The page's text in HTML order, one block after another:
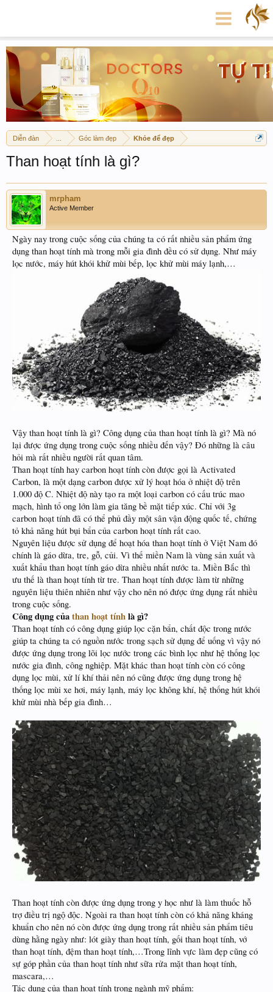
Diễn đàn Góc làm đẹp Khỏe để đẹp
Than hoạt tính là gì?
mrpham
Active Member
Ngày nay trong cuộc sống của chúng ta có rất nhiều sản phẩm ứng
dụng than hoạt tính mà trong mỗi gia đình đều có sử dụng. Như máy
lọc nước, máy hút khói khử mùi bếp, lọc khử mùi máy lạnh,…
Vậy than hoạt tính là gì? Công dụng của than hoạt tính là gì? Mà nó
lại được ứng dụng trong cuộc sống nhiều đến vậy? Đó những là câu
hỏi mà rất nhiều người rất quan tâm.
Than hoạt tính hay carbon hoạt tính còn được gọi là Activated
Carbon, là một dạng carbon được xử lý hoạt hóa ở nhiệt độ trên
1.000 độ C. Nhiệt độ này tạo ra một loại carbon có cấu trúc mao
mạch, hình tổ ong lớn làm gia tăng bề mặt tiếp xúc. Chỉ với 3g
carbon hoạt tính đã có thể phủ đầy một sân vận động quốc tế, chứng
tỏ khả năng hút bụi bẩn của carbon hoạt tính rất cao.
Nguyên liệu được sử dụng để hoạt hóa than hoạt tính ở Việt Nam đó
chính là gáo dừa, tre, gỗ, củi. Vì thế miền Nam là vùng sản xuất và
xuất khẩu than hoạt tính gáo dừa nhiều nhất nước ta. Miền Bắc thì
ưu thế là than hoạt tính từ tre. Than hoạt tính được làm từ những
nguyên liệu thiên nhiên như vậy cho nên nó được ứng dụng rất nhiều
trong cuộc sống.
Công dụng củathan hoạt tínhlà gì?
Than hoạt tính có công dụng giúp lọc cặn bẩn, chất độc trong nước
giúp ta chúng ta có nguồn nước trong sạch sử dụng để uống vì vậy nó
được ứng dụng trong lõi lọc nước trong các bình lọc như hệ thống lọc
nước gia đình, công nghiệp. Mặt khác than hoạt tính còn có công
dụng lọc mùi, xử lí khí thải nên nó cũng được ứng dụng trong hệ
thống lọc mùi xe hơi, máy lạnh, máy lọc không khí, hệ thống hút khói
khử mùi nhà bếp gia đình…
Than hoạt tính còn được ứng dụng trong y học như là làm thuốc hỗ
trợ điều trị ngộ độc. Ngoài ra than hoạt tính còn có khả năng kháng
khuẩn cho nên nó còn được ứng dụng trong rất nhiều sản phẩm tiêu
dùng hằng ngày như: lót giày than hoạt tính, gối than hoạt tính, vớ
than hoạt tính, đệm than hoạt tính,…Trong lĩnh vực làm đẹp cũng có
sự góp phần của than hoạt tính như sữa rửa mặt than hoạt tính,
mascara,…
Tác dụng của than hoạt tính trong ngành mỹ phẩm: